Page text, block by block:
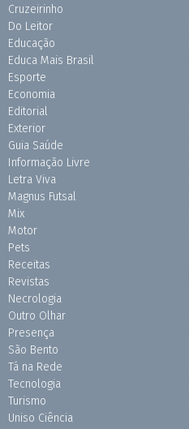
Cruzeirinho
Do Leitor
Educação
Educa Mais Brasil
Esporte
Economia
Editorial
Exterior
Guia Saúde
Informação Livre
Letra Viva
Magnus Futsal
Mix
Motor
Pets
Receitas
Revistas
Necrologia
Outro Olhar
Presença
São Bento
Tá na Rede
Tecnologia
Turismo
Uniso Ciência